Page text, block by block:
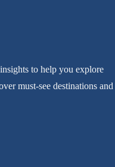
to help you explore
must-see destinations and